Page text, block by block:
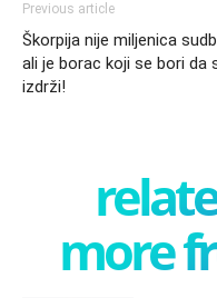
Previous article
Škorpija nije miljenica
ali je borac koji se bori da
izdrži!
more